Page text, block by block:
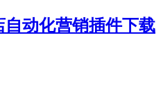
自动化营销插件下载